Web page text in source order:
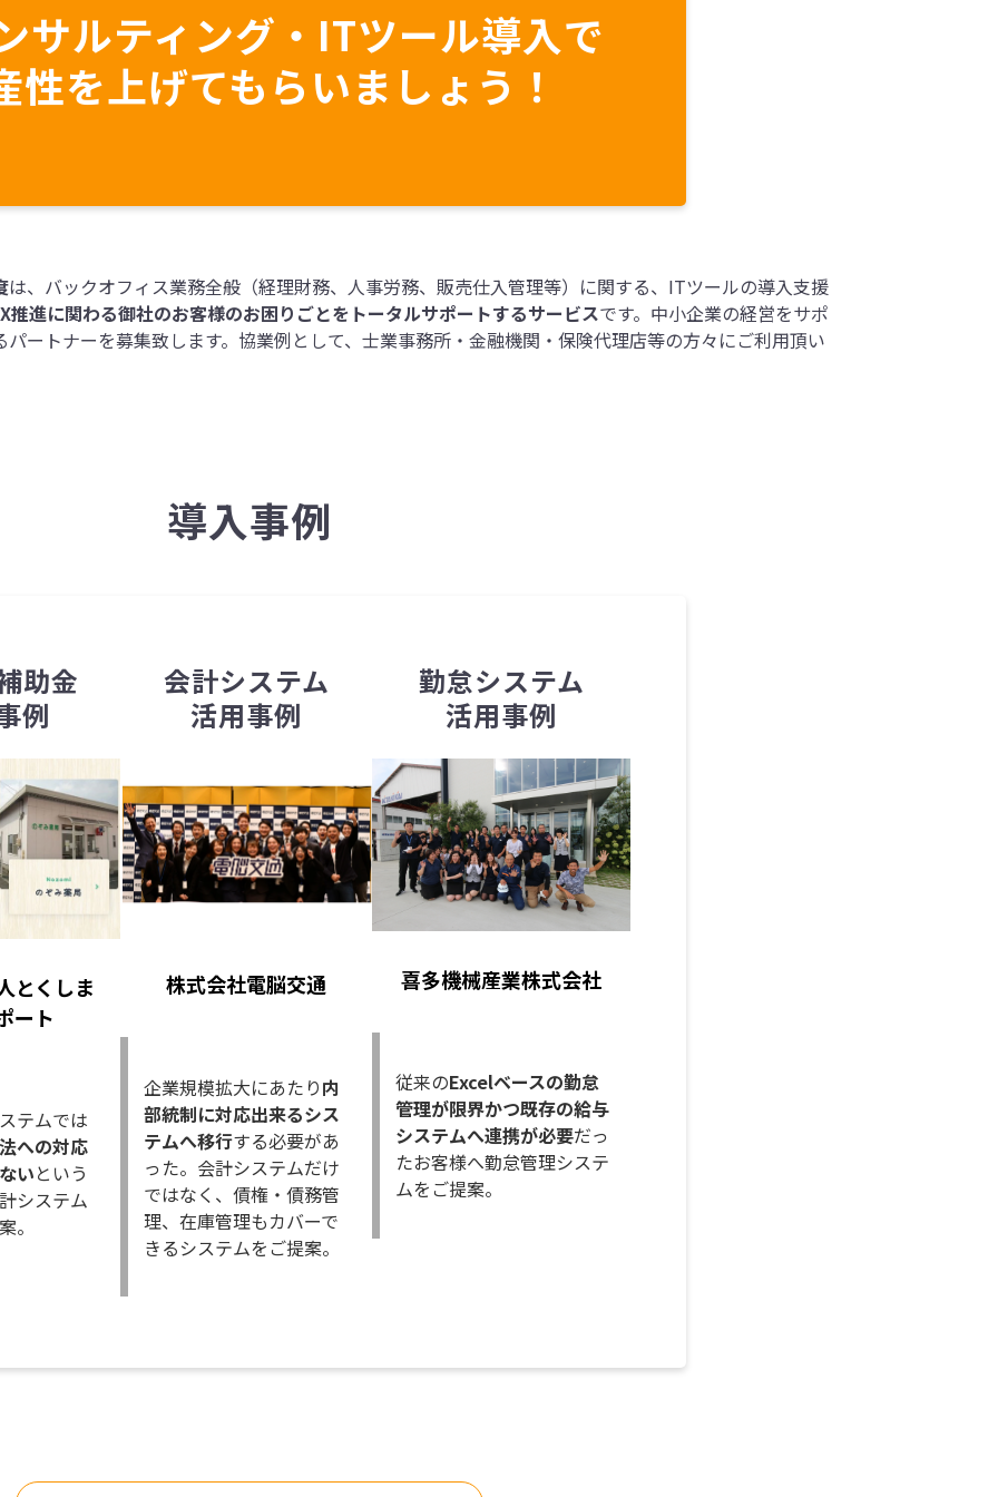
サルティング・ITツール導入で
性を上げてもらいましょう！
は、バックオフィス業務全般（経理財務、人事労務、販売仕入管理等）に関する、ITツールの導入支援
推進に関わる御社のお客様のお困りごとをトータルサポートするサービスです。中小企業の経営をサポ
ートナーを募集致します。協業例として、 士業事務所・金融機関・保険代理店等の方々にご利用頂い
導入事例
助金
例
とくしま
ート
テムでは
への対応
いという
システム
。
会計システム
活用事例
株式会社電脳交通
企業規模拡大にあたり内
部統制に対応出来るシス
テムへ移行する必要があ
った。会計システムだけ
ではなく、債権・債務管
理、在庫管理もカバーで
きるシステムをご提案。
勤怠システム
活用事例
喜多機械産業株式会社
従来のExcelベースの勤怠
管理が限界かつ既存の給与
システムへ連携が必要だっ
たお客様へ勤怠管理システ
ムをご提案。